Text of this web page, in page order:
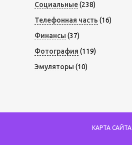
Социальные(238)
Телефонная часть (16)
Финансы (37)
Фотография (119)
Эмуляторы (10)
КАРТА САЙТА